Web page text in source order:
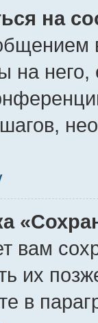
на
на
вам
их
в